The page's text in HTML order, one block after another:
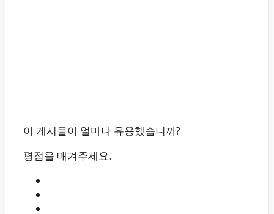
이 게시물이 얼마나 유용했습니까?
평점을 매겨주세요.